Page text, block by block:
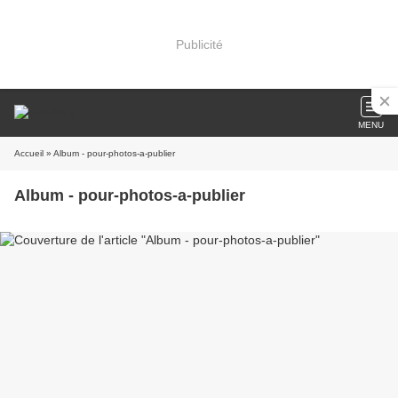
Publicité
MENU
Accueil » Album - pour-photos-a-publier
Album - pour-photos-a-publier